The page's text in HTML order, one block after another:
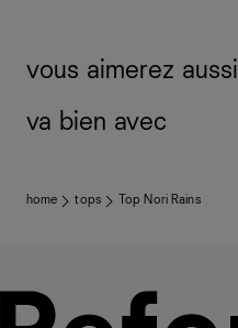
vous aimerez aussi
va bien avec
home tops Top Nori Rains